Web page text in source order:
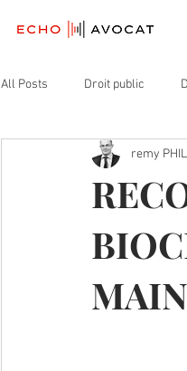
All Posts Droit public
sanctions administratives
remy